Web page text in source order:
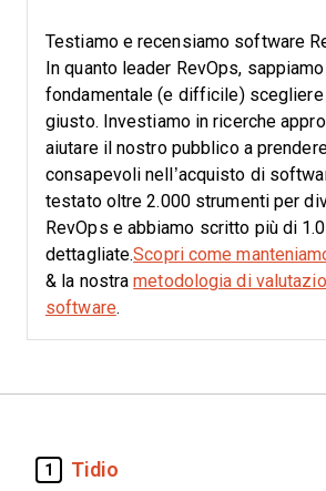
Testiamo e recensiamo software
In quanto leader RevOps,
fondamentale (e difficile)
giusto. Investiamo in ricerche
aiutare il nostro pubblico a
consapevoli nell’acquisto di
testato oltre 2.000 strumenti per
RevOps e abbiamo scritto più di
dettagliate.Scopri come
& la nostrametodologia di
software.
1 Tidio